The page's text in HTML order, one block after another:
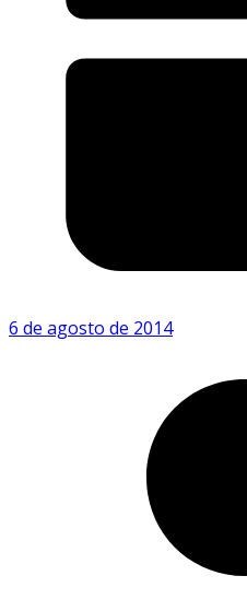
6 de agosto de 2014